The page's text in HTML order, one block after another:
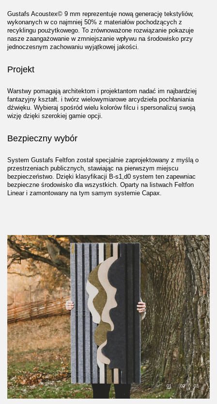
Gustafs Acoustex© 9 mm reprezentuje nową generację tekstyliów,
wykonanych w co najmniej 50% z materiałów pochodzących z
recyklingu poużytkowego. To zrównoważone rozwiązanie pokazuje
nasze zaangażowanie w zmniejszanie wpływu na środowisko przy
jednoczesnym zachowaniu wyjątkowej jakości.
Projekt
Warstwy pomagają architektom i projektantom nadać im najbardziej
fantazyjny kształt. i twórz wielowymiarowe arcydzieła pochłaniania
dźwięku. Wybieraj spośród wielu kolorów filcu i spersonalizuj swoją
wizję dzięki szerokiej gamie opcji.
Bezpieczny wybór
System Gustafs Feltfon został specjalnie zaprojektowany z myślą o
przestrzeniach publicznych, stawiając na pierwszym miejscu
bezpieczeństwo. Dzięki klasyfikacji B-s1,d0 system ten zapewniac
bezpieczne środowisko dla wszystkich. Oparty na listwach Feltfon
Linear i zamontowany na tym samym systemie Capax.
01 02 03